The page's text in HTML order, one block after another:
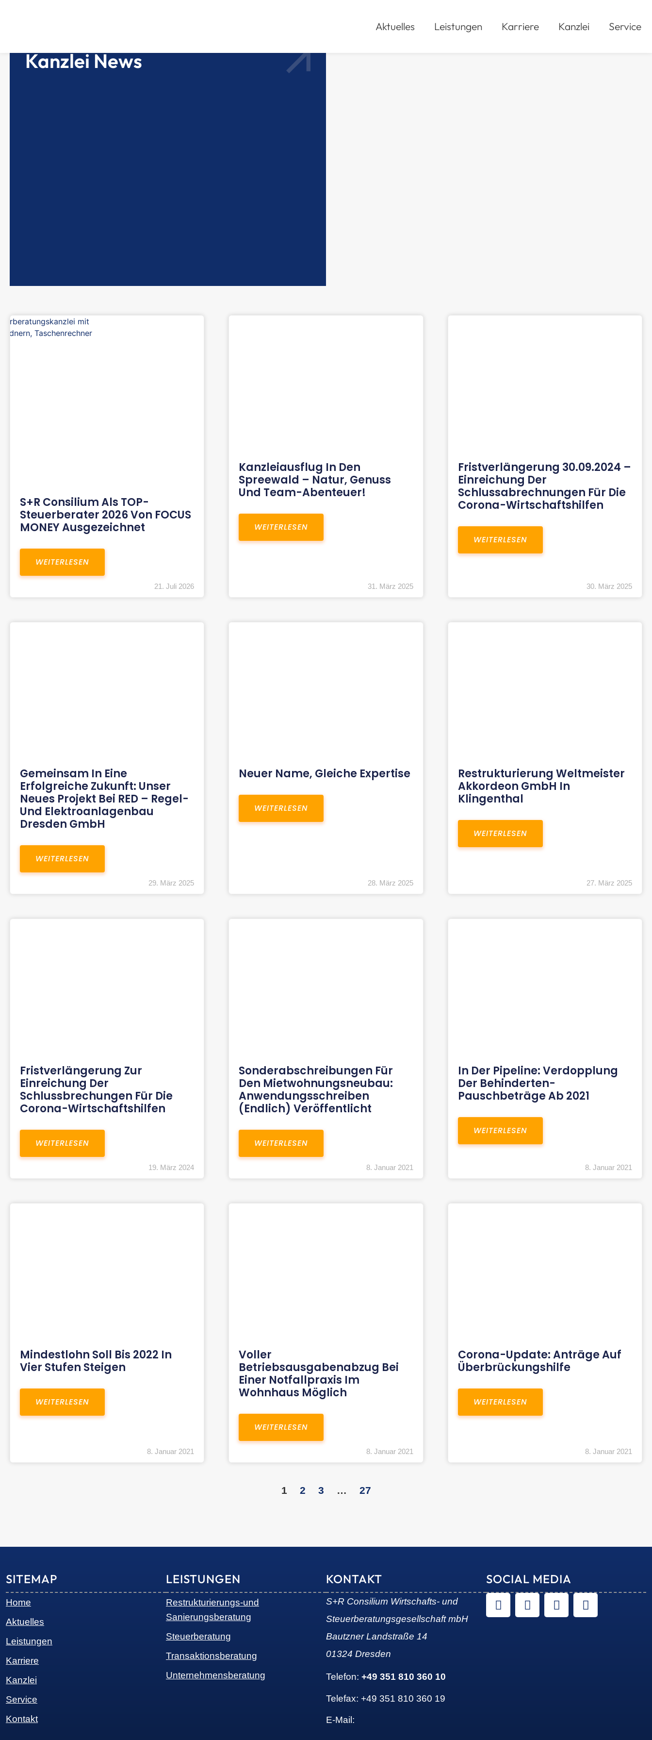
Aktuelles Leistungen Karriere Kanzlei Service
Kanzlei News
S+R Consilium Als TOP-
Steuerberater 2026 Von FOCUS
MONEY Ausgezeichnet
WEITERLESEN
21. Juli 2026
Kanzleiausflug In Den
Spreewald – Natur, Genuss
Und Team-Abenteuer!
WEITERLESEN
31. März 2025
Fristverlängerung 30.09.2024 –
Einreichung Der
Schlussabrechnungen Für Die
Corona-Wirtschaftshilfen
WEITERLESEN
30. März 2025
Gemeinsam In Eine
Erfolgreiche Zukunft: Unser
Neues Projekt Bei RED – Regel-
Und Elektroanlagenbau
Dresden GmbH
WEITERLESEN
29. März 2025
Neuer Name, Gleiche Expertise
WEITERLESEN
28. März 2025
Restrukturierung Weltmeister
Akkordeon GmbH In
Klingenthal
WEITERLESEN
27. März 2025
Fristverlängerung Zur
Einreichung Der
Schlussbrechungen Für Die
Corona-Wirtschaftshilfen
WEITERLESEN
19. März 2024
Sonderabschreibungen Für
Den Mietwohnungsneubau:
Anwendungsschreiben
(endlich) Veröffentlicht
WEITERLESEN
8. Januar 2021
In Der Pipeline: Verdopplung
Der Behinderten-
Pauschbeträge Ab 2021
WEITERLESEN
8. Januar 2021
Mindestlohn Soll Bis 2022 In
Vier Stufen Steigen
WEITERLESEN
8. Januar 2021
Voller
Betriebsausgabenabzug Bei
Einer Notfallpraxis Im
Wohnhaus Möglich
WEITERLESEN
8. Januar 2021
Corona-Update: Anträge Auf
Überbrückungshilfe
WEITERLESEN
8. Januar 2021
1 2 3 … 27
SITEMAP
Home
Aktuelles
Leistungen
Karriere
Kanzlei
Service
Kontakt
LEISTUNGEN
Restrukturierungs-und
Sanierungsberatung
Steuerberatung
Transaktionsberatung
Unternehmensberatung
KONTAKT
S+R Consilium Wirtschafts- und
Steuerberatungsgesellschaft mbH
Bautzner Landstraße 14
01324 Dresden
Telefon: +49 351 810 360 10
Telefax: +49 351 810 360 19
E-Mail:
SOCIAL MEDIA